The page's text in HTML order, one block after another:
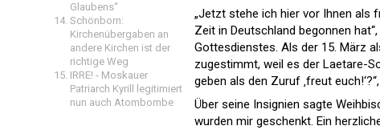
Glaubens“
Schönborn:
Kirchenübergaben an
andere Kirchen ist der
richtige Weg
IRRE! - Moskauer
Patriarch Kyrill legitimiert
nun auch Atombombe
„Jetzt stehe ich hier vor Ihnen als
Zeit in Deutschland begonnen
Gottesdienstes. Als der 15. März
zugestimmt, weil es der Laetare-
geben als den Zuruf ‚freut
Über seine Insignien sagte
wurden mir geschenkt. Ein